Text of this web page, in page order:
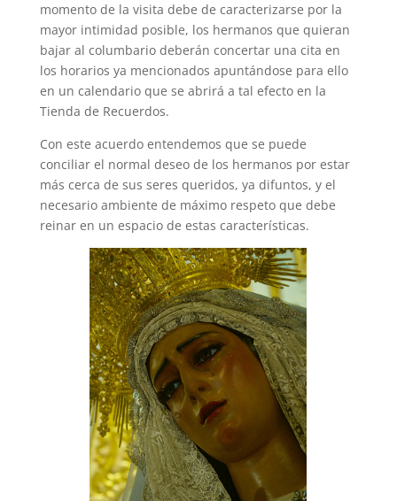
momento de la visita debe de caracterizarse por la
mayor intimidad posible, los hermanos que quieran
bajar al columbario deberán concertar una cita en
los horarios ya mencionados apuntándose para ello
en un calendario que se abrirá a tal efecto en la
Tienda de Recuerdos.
Con este acuerdo entendemos que se puede
conciliar el normal deseo de los hermanos por estar
más cerca de sus seres queridos, ya difuntos, y el
necesario ambiente de máximo respeto que debe
reinar en un espacio de estas características.